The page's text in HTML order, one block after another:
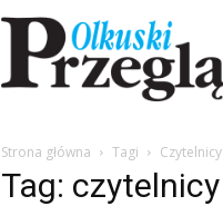
Przegląd
Olkuski
Strona główna Tagi Czytelnicy
Tag: czytelnicy